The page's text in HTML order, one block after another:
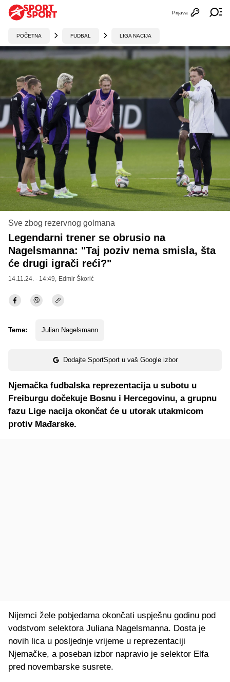
Otvori
Prijava
POČETNA FUDBAL LIGA NACIJA
Sve zbog rezervnog golmana
Legendarni trener se obrusio na
Nagelsmanna: "Taj poziv nema smisla, šta
će drugi igrači reći?"
14.11.24. - 14:49, Edmir Škorić
Teme: Julian Nagelsmann
Dodajte SportSport u vaš Google izbor
Njemačka fudbalska reprezentacija u subotu u
Freiburgu dočekuje Bosnu i Hercegovinu, a grupnu
fazu Lige nacija okončat će u utorak utakmicom
protiv Mađarske.
Nijemci žele pobjedama okončati uspješnu godinu pod
vodstvom selektora Juliana Nagelsmanna. Dosta je
novih lica u posljednje vrijeme u reprezentaciji
Njemačke, a poseban izbor napravio je selektor Elfa
pred novembarske susrete.